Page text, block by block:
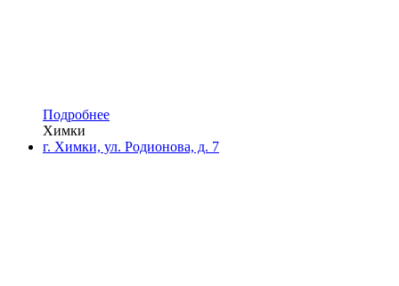
Подробнее
Химки
г. Химки, ул. Родионова, д. 7